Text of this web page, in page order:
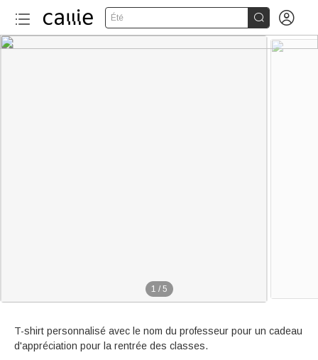
Été  
1 / 5
T-shirt personnalisé avec le nom du professeur pour un cadeau
d'appréciation pour la rentrée des classes.